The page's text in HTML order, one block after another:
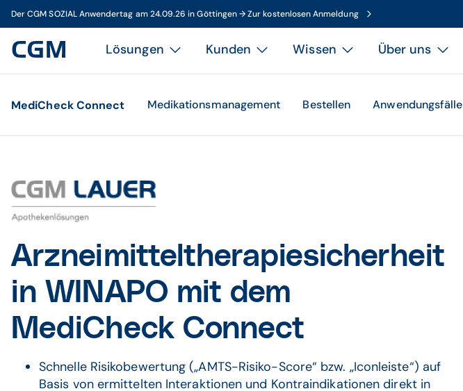
Der CGM SOZIAL Anwendertag am 24.09.26 in Göttingen → Zur kostenlosen Anmeldung
Lösungen Kunden Wissen Über uns
MediCheck Connect Medikationsmanagement Anwendungsfälle
Bestellen
Arzneimitteltherapiesicherheit
in WINAPO mit dem
MediCheck Connect
Schnelle Risikobewertung („AMTS-Risiko-Score“ bzw. „Iconleiste“) auf
Basis von ermittelten Interaktionen und Kontraindikationen direkt in